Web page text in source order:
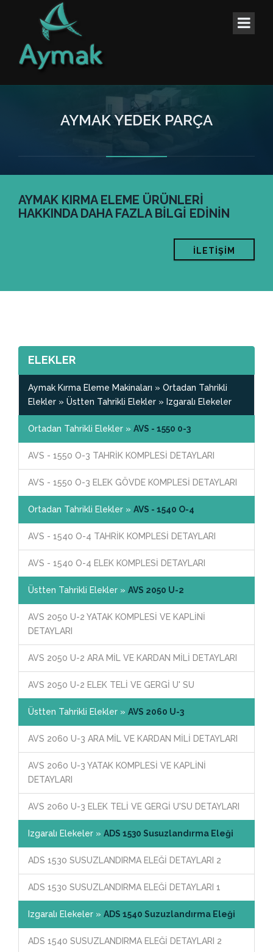
AYMAK YEDEK PARÇA
AYMAK KIRMA ELEME ÜRÜNLERİ
HAKKINDA DAHA FAZLA BİLGİ EDİNİN
İLETİŞİM
ELEKLER
Aymak Kırma Eleme Makinaları » Ortadan Tahrikli
Elekler » Üstten Tahrikli Elekler » Izgaralı Elekeler
Ortadan Tahrikli Elekler » AVS - 1550 0-3
AVS - 1550 O-3 TAHRİK KOMPLESİ DETAYLARI
AVS - 1550 O-3 ELEK GÖVDE KOMPLESİ DETAYLARI
Ortadan Tahrikli Elekler » AVS - 1540 O-4
AVS - 1540 O-4 TAHRİK KOMPLESİ DETAYLARI
AVS - 1540 O-4 ELEK KOMPLESİ DETAYLARI
Üstten Tahrikli Elekler » AVS 2050 U-2
AVS 2050 U-2 YATAK KOMPLESİ VE KAPLİNİ
DETAYLARI
AVS 2050 U-2 ARA MİL VE KARDAN MİLİ DETAYLARI
AVS 2050 U-2 ELEK TELİ VE GERGİ U' SU
Üstten Tahrikli Elekler » AVS 2060 U-3
AVS 2060 U-3 ARA MİL VE KARDAN MİLİ DETAYLARI
AVS 2060 U-3 YATAK KOMPLESİ VE KAPLİNİ
DETAYLARI
AVS 2060 U-3 ELEK TELİ VE GERGİ U'SU DETAYLARI
Izgaralı Elekeler » ADS 1530 Susuzlandırma Eleği
ADS 1530 SUSUZLANDIRMA ELEĞİ DETAYLARI 2
ADS 1530 SUSUZLANDIRMA ELEĞİ DETAYLARI 1
Izgaralı Elekeler » ADS 1540 Suzuzlandırma Eleği
ADS 1540 SUSUZLANDIRMA ELEĞİ DETAYLARI 2